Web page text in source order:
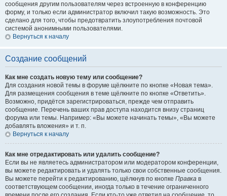
сообщения другим пользователям через встроенную в конференцию
форму, и только если администратор включил такую возможность. Это
сделано для того, чтобы предотвратить злоупотребления почтовой
системой анонимными пользователями.
Вернуться к началу
Создание сообщений
Как мне создать новую тему или сообщение?
Для создания новой темы в форуме щёлкните по кнопке «Новая тема».
Для размещения сообщения в теме щёлкните по кнопке «Ответить».
Возможно, придётся зарегистрироваться, прежде чем отправить
сообщение. Перечень ваших прав доступа находится внизу страниц
форума или темы. Например: «Вы можете начинать темы», «Вы можете
добавлять вложения» и т. п.
Вернуться к началу
Как мне отредактировать или удалить сообщение?
Если вы не являетесь администратором или модератором конференции,
вы можете редактировать и удалять только свои собственные сообщения.
Вы можете перейти к редактированию, щёлкнув по кнопке Правка в
соответствующем сообщении, иногда только в течение ограниченного